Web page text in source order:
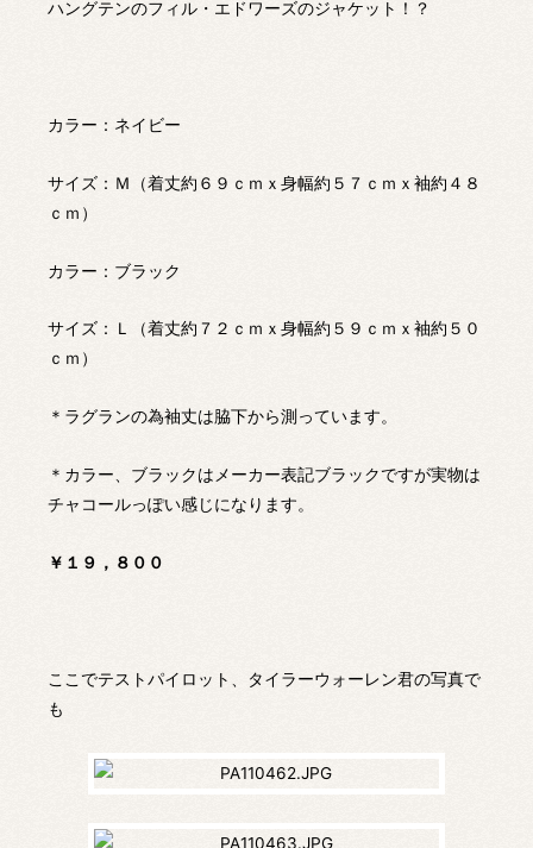
ハングテンのフィル・エドワーズのジャケット！？
カラー：ネイビー
サイズ：Ｍ（着丈約６９ｃｍｘ身幅約５７ｃｍｘ袖約４８
ｃｍ）
カラー：ブラック
サイズ：Ｌ（着丈約７２ｃｍｘ身幅約５９ｃｍｘ袖約５０
ｃｍ）
＊ラグランの為袖丈は脇下から測っています。
＊カラー、ブラックはメーカー表記ブラックですが実物は
チャコールっぽい感じになります。
￥１９，８００
ここでテストパイロット、タイラーウォーレン君の写真で
も